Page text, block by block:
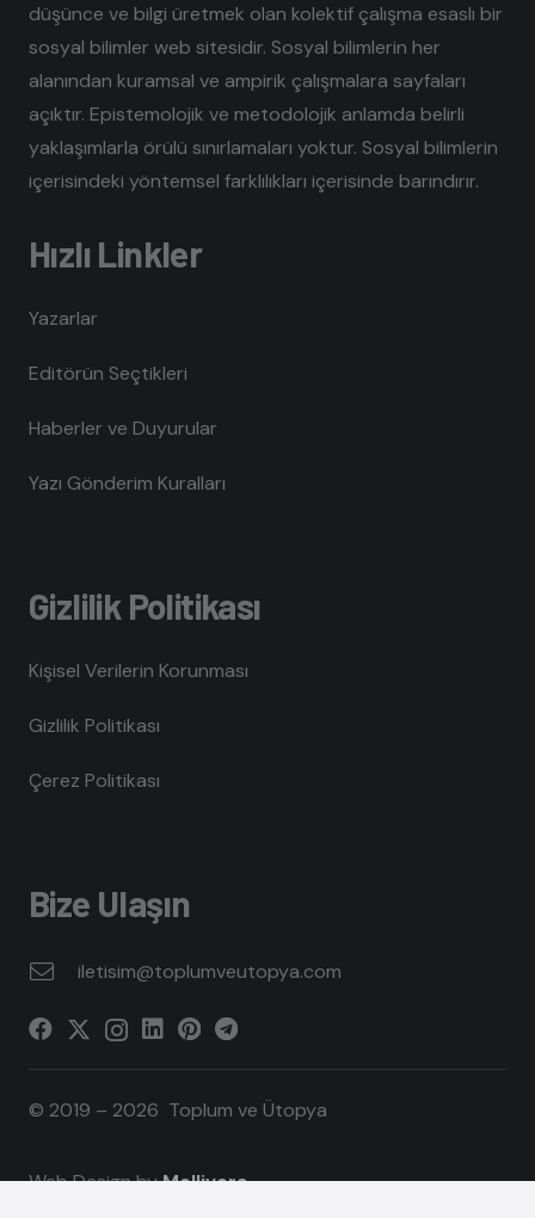
düşünce ve bilgi üretmek olan kolektif çalışma esaslı bir
sosyal bilimler web sitesidir. Sosyal bilimlerin her
alanından kuramsal ve ampirik çalışmalara sayfaları
açıktır. Epistemolojik ve metodolojik anlamda belirli
yaklaşımlarla örülü sınırlamaları yoktur. Sosyal bilimlerin
içerisindeki yöntemsel farklılıkları içerisinde barındırır.
Hızlı Linkler
Yazarlar
Editörün Seçtikleri
Haberler ve Duyurular
Yazı Gönderim Kuralları
Gizlilik Politikası
Kişisel Verilerin Korunması
Gizlilik Politikası
Çerez Politikası
Bize Ulaşın
iletisim@toplumveutopya.com
© 2019 – 2026 Toplum ve Ütopya
Web Design byMellivora